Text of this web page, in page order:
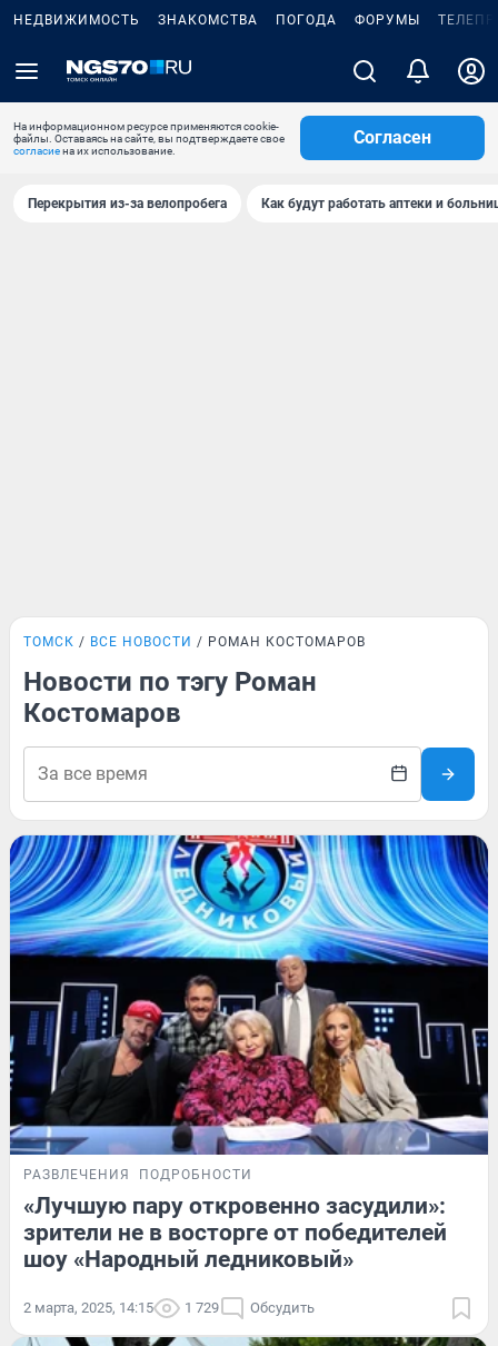
НЕДВИЖИМОСТЬ ЗНАКОМСТВА ПОГОДА ФОРУМЫ
На информационном ресурсе применяются cookie-
файлы. Оставаясь на сайте, вы подтверждаете свое
согласиена их использование.
Согласен
Перекрытия из-за велопробега Как будут работать аптеки и
ТОМСК ВСЕ НОВОСТИ РОМАН КОСТОМАРОВ
Новости по тэгу Роман
Костомаров
РАЗВЛЕЧЕНИЯ ПОДРОБНОСТИ
«Лучшую пару откровенно засудили»:
зрители не в восторге от победителей
шоу «Народный ледниковый»
2 марта, 2025, 14:15 1 729 Обсудить